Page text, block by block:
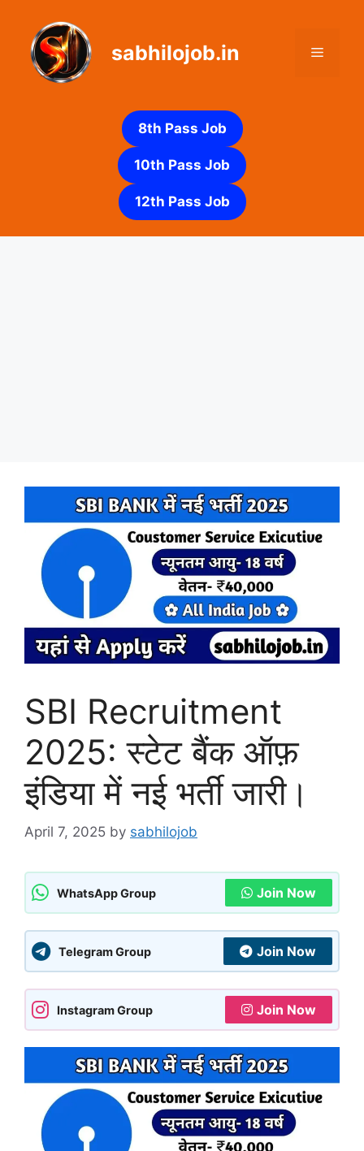
content
sabhilojob.in Menu
8th Pass Job
10th Pass Job
12th Pass Job
SBI Recruitment
2025: स्टेट बैंक ऑफ़
इंडिया में नई भर्ती जारी।
April 7, 2025 by sabhilojob
WhatsApp Group Join Now
Telegram Group Join Now
Instagram Group Join Now